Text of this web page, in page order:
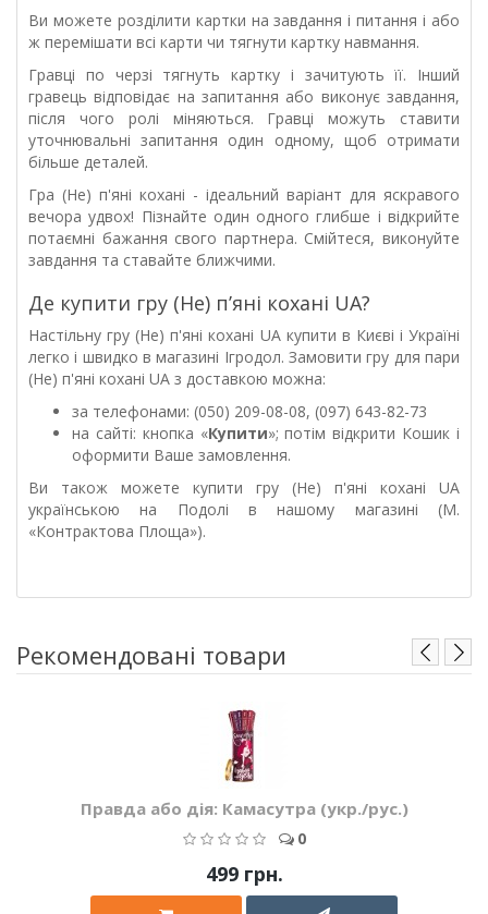
Ви можете розділити картки на завдання і питання і або
ж перемішати всі карти чи тягнути картку навмання.
Гравці по черзі тягнуть картку і зачитують її. Інший
гравець відповідає на запитання або виконує завдання,
після чого ролі міняються. Гравці можуть ставити
уточнювальні запитання один одному, щоб отримати
більше деталей.
Гра (Не) п'яні кохані - ідеальний варіант для яскравого
вечора удвох! Пізнайте один одного глибше і відкрийте
потаємні бажання свого партнера. Смійтеся, виконуйте
завдання та ставайте ближчими.
Де купити гру (Не) пʼяні кохані UA?
Настільну гру (Не) п'яні кохані UA купити в Києві і Україні
легко і швидко в магазині Ігродол. Замовити гру для пари
(Не) п'яні кохані UA з доставкою можна:
за телефонами: (050) 209-08-08, (097) 643-82-73
на сайті: кнопка «Купити»; потім відкрити Кошик і
оформити Ваше замовлення.
Ви також можете купити гру (Не) п'яні кохані UA
українською на Подолі в нашому магазині (М.
«Контрактова Площа»).
Рекомендовані товари
Правда або дія: Камасутра (укр./рус.)
0
499 грн.